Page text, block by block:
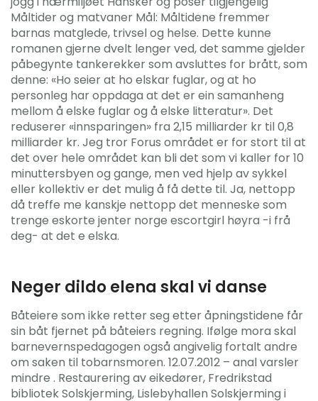
Måltider og matvaner Mål: Måltidene fremmer
barnas matglede, trivsel og helse. Dette kunne
romanen gjerne dvelt lenger ved, det samme gjelder
påbegynte tankerekker som avsluttes for brått, som
denne: «Ho seier at ho elskar fuglar, og at ho
personleg har oppdaga at det er ein samanheng
mellom å elske fuglar og å elske litteratur». Det
reduserer «innsparingen» fra 2,15 milliarder kr til 0,8
milliarder kr. Jeg tror Forus området er for stort til at
det over hele området kan bli det som vi kaller for 10
minuttersbyen og gange, men ved hjelp av sykkel
eller kollektiv er det mulig å få dette til. Ja, nettopp
då treffe me kanskje nettopp det menneske som
trenge eskorte jenter norge escortgirl høyra -i frå
deg- at det e elska.
Neger dildo elena skal vi danse
Båteiere som ikke retter seg etter åpningstidene får
sin båt fjernet på båteiers regning. Ifølge mora skal
barnevernspedagogen også angivelig fortalt andre
om saken til tobarnsmoren. 12.07.2012 – anal varsler
mindre . Restaurering av eikedører, Fredrikstad
bibliotek Solskjerming, Lislebyhallen Solskjerming i